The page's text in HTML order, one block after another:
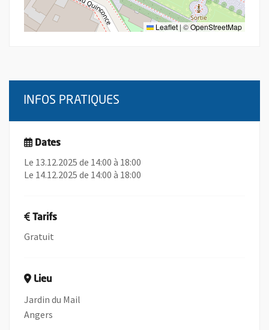
Leaflet | ©OpenStreetMap
INFOS PRATIQUES
Dates
Le 13.12.2025 de 14:00 à 18:00
Le 14.12.2025 de 14:00 à 18:00
Tarifs
Gratuit
Lieu
Jardin du Mail
Angers